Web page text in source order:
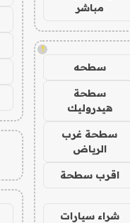
مباشر
!
سطحه
سطحة
هيدروليك
سطحة غرب
الرياض
اقرب سطحة
شراء سيارات